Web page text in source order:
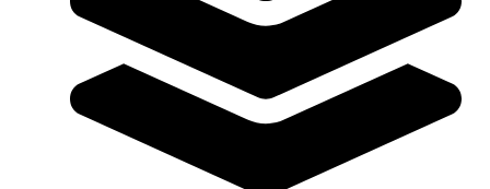
Bauchmuskelschlaufen
52,00 €